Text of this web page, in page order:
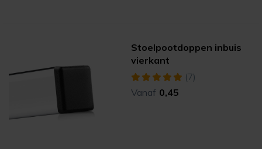
Stoelpootdoppen inbuis
vierkant
(7)
Vanaf 0,45